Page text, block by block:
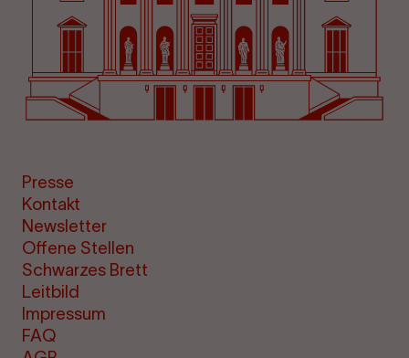
Presse
Kontakt
Newsletter
Offene Stellen
Schwarzes Brett
Leitbild
Impressum
FAQ